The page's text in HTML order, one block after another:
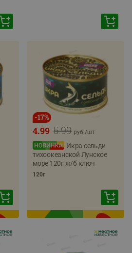
-17%
5.99
4.99 руб./шт
Икра сельди
тихоокеанской Лунское
море 120г ж/б ключ
120г